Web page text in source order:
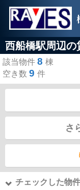
西船橋駅周辺の
該当物件 8 棟
空き数 9 件
さ
チェックした物